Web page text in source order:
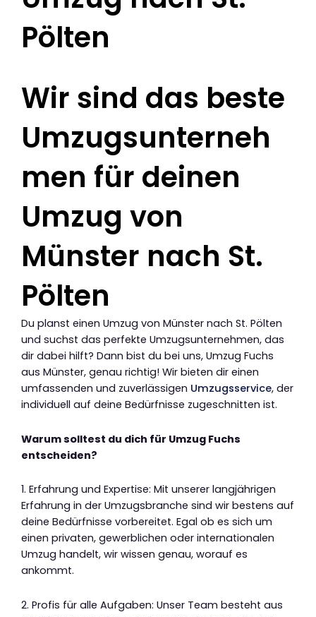
Pölten
Wir sind das beste
Umzugsunterneh
men für deinen
Umzug von
Münster nach St.
Pölten
Du planst einen Umzug von Münster nach St. Pölten
und suchst das perfekte Umzugsunternehmen, das
dir dabei hilft? Dann bist du bei uns, Umzug Fuchs
aus Münster, genau richtig! Wir bieten dir einen
umfassenden und zuverlässigen Umzugsservice, der
individuell auf deine Bedürfnisse zugeschnitten ist.
Warum solltest du dich für Umzug Fuchs
entscheiden?
1. Erfahrung und Expertise: Mit unserer langjährigen
Erfahrung in der Umzugsbranche sind wir bestens auf
deine Bedürfnisse vorbereitet. Egal ob es sich um
einen privaten, gewerblichen oder internationalen
Umzug handelt, wir wissen genau, worauf es
ankommt.
2. Profis für alle Aufgaben: Unser Team besteht aus